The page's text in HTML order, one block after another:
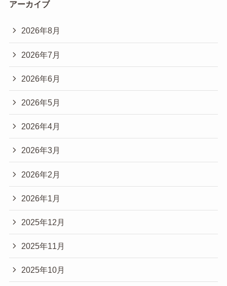
アーカイブ
2026年8月
2026年7月
2026年6月
2026年5月
2026年4月
2026年3月
2026年2月
2026年1月
2025年12月
2025年11月
2025年10月